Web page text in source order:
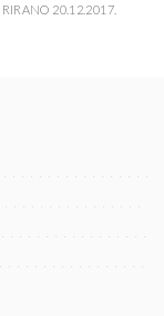
20.12.2017.